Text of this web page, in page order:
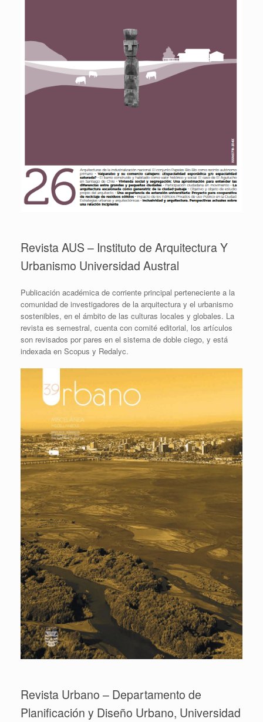
Revista AUS – Instituto de Arquitectura Y
Urbanismo Universidad Austral
Publicación académica de corriente principal perteneciente a la
comunidad de investigadores de la arquitectura y el urbanismo
sostenibles, en el ámbito de las culturas locales y globales. La
revista es semestral, cuenta con comité editorial, los artículos
son revisados por pares en el sistema de doble ciego, y está
indexada en Scopus y Redalyc.
Revista Urbano – Departamento de
Planificación y Diseño Urbano, Universidad